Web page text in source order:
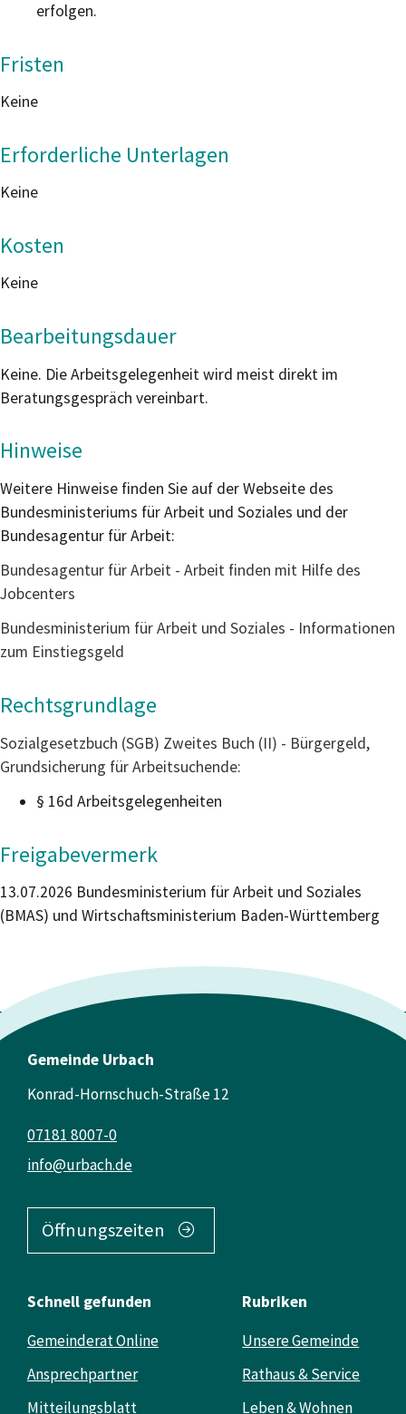
erfolgen.
Fristen
Keine
Erforderliche Unterlagen
Keine
Kosten
Keine
Bearbeitungsdauer
Keine. Die Arbeitsgelegenheit wird meist direkt im
Beratungsgespräch vereinbart.
Hinweise
Weitere Hinweise finden Sie auf der Webseite des
Bundesministeriums für Arbeit und Soziales und der
Bundesagentur für Arbeit:
Bundesagentur für Arbeit - Arbeit finden mit Hilfe des
Jobcenters
Bundesministerium für Arbeit und Soziales - Informationen
zum Einstiegsgeld
Rechtsgrundlage
Sozialgesetzbuch (SGB) Zweites Buch (II) - Bürgergeld,
Grundsicherung für Arbeitsuchende:
§ 16d Arbeitsgelegenheiten
Freigabevermerk
13.07.2026 Bundesministerium für Arbeit und Soziales
(BMAS) und Wirtschaftsministerium Baden-Württemberg
Gemeinde Urbach
Konrad-Hornschuch-Straße 12
info@urbach.de
07181 8007-0
Öffnungszeiten
Schnell gefunden
Gemeinderat Online
Ansprechpartner
Mitteilungsblatt
Rubriken
Unsere Gemeinde
Rathaus & Service
Leben & Wohnen